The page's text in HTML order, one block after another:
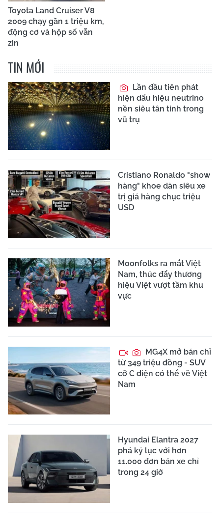
Toyota Land Cruiser V8
2009 chạy gần 1 triệu km,
động cơ và hộp số vẫn
zin
TIN MỚI
Lần đầu tiên phát
hiện dấu hiệu neutrino
nền siêu tân tinh trong
vũ trụ
Cristiano Ronaldo "show
hàng" khoe dàn siêu xe
trị giá hàng chục triệu
USD
Moonfolks ra mắt Việt
Nam, thúc đẩy thương
hiệu Việt vượt tầm khu
vực
MG4X mở bán chỉ
từ 349 triệu đồng - SUV
cỡ C điện có thể về Việt
Nam
Hyundai Elantra 2027
phá kỷ lục với hơn
11.000 đơn bán xe chỉ
trong 24 giờ